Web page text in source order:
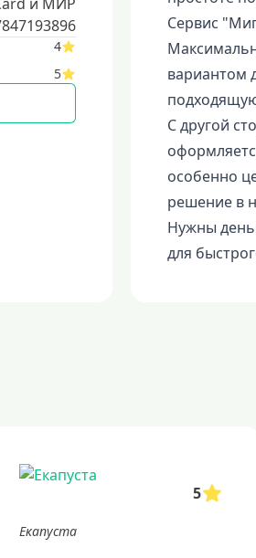
4
5
Сервис
вариантом
С другой
особенно
решение в
Нужны
для
5
Екапуста